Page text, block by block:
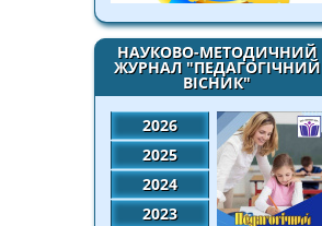
НАУКОВО-МЕТОДИЧНИЙ
ЖУРНАЛ "ПЕДАГОГІЧНИЙ
ВІСНИК"
2026
2025
2024
2023